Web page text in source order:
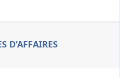
D’AFFAIRES